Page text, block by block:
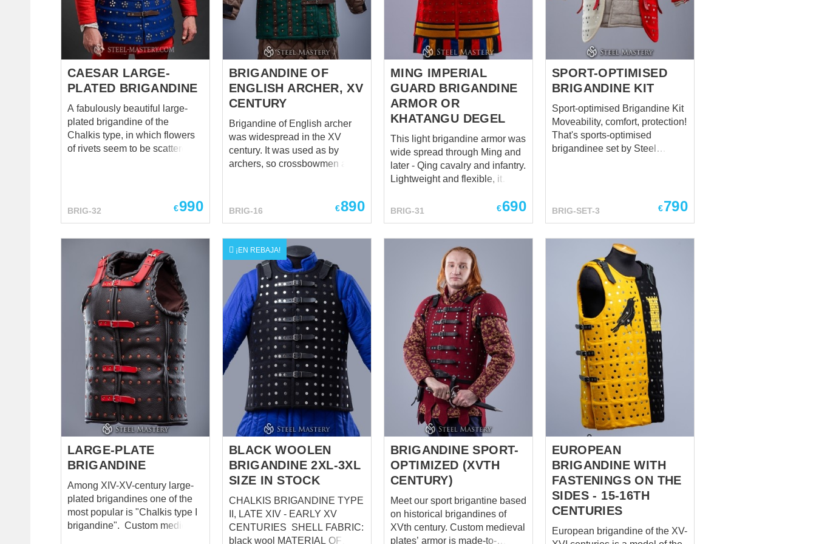
cuirasses, but provide much
more freedom of movem...
give us your specific measures
and wishes - we make you a
completely custom
brigandine ...
brigantines are their silhouette -
tight and very short. As for the
assembly scheme, each master
had his own, original one,
which modified at the...
CAESAR LARGE-
PLATED BRIGANDINE
A fabulously beautiful large-
plated brigandine of the
Chalkis type, in which flowers
of rivets seem to be scattered
love Large-plate brigandine.
But sometimes even the things
something new and charming.
New? Or maybe a well
forgotten old one? It is not a
secret that armourers of the XV
century liked to flirt with rivet
patterns. So we decided to
follow their example. We used
Steel Mastery's favorite
Flemish tapestry with Caesar.
This beauty is the work of
Flemish craftsmen from the city
of Tournai (modern Belgium)
and it dates back to 1465-70
years. &n...
BRIG-32 €990
BRIGANDINE OF
ENGLISH ARCHER, XV
CENTURY
Brigandine of English archer
was widespread in the XV
century. It was used as by
archers, so crossbowmen and
use this brigandine armor for:
Medieval festivals
Reenactment events Please
pay attention that design of this
brigand body protection is
unappropriated for fight! Made-
to-measure brigandine armour
is completely handcrafted. We
use plates 5.5*3.5 cm for this
model. Plates are placed
vertically without overlapping.
Distance between vertical rows
of plates is 2.5 cm. There are
leather straps (sewn and
riveted) of width 2 cm between
the rows of...
BRIG-16 €890
MING IMPERIAL
GUARD BRIGANDINE
ARMOR OR
KHATANGU DEGEL
This light brigandine armor was
wide spread through Ming and
later - Qing cavalry and infantry.
Lightweight and flexible, it
indirect spear jabs and bladed
riveted under the fabric layers.
Custom medieval plates’ armor
is made-to-measure item. That
means that our artisans use
individual body parameters and
personal regards (picture) of
client to handcraft such body
protection: Such
brigandine type appeared in
the VIIIth century as parade
armour for the Chinese
Emperor's guards. A thick cloth
robe was reinforced with
overlapping iron plates.
Interest...
BRIG-31 €690
SPORT-OPTIMISED
BRIGANDINE KIT
Sport-optimised Brigandine Kit
Moveability, comfort, protection!
That's sports-optimised
brigandinee set by Steel
European brigandine of the 14-
15th century and added wide
back. Such construction
protects body’s upper part
especially well while shorter
plates at the bottom allow you
to move comfortably. Tassets -
the plates are specially shaped
to fit snugly over your thighs
and give them perfect
protection. Spaulders- The
structural feature of these
shoulder pads consists in
reamed lower plate’s holes, so
BRIG-SET-3 €790
LARGE-PLATE
BRIGANDINE
Among XIV-XV-century large-
plated brigandines one of the
most popular is "Chalkis type I
brigandine". Custom medieval
¡EN REBAJA!
BLACK WOOLEN
BRIGANDINE 2XL-3XL
SIZE IN STOCK
CHALKIS BRIGANDINE TYPE
II, LATE XIV - EARLY XV
CENTURIES SHELL FABRIC:
black wool MATERIAL OF
BRIGANDINE SPORT-
OPTIMIZED (XVTH
CENTURY)
Meet our sport brigantine based
on historical brigandines of
XVth century. Custom medieval
plates’ armor is made-to-
EUROPEAN
BRIGANDINE WITH
FASTENINGS ON THE
SIDES - 15-16TH
CENTURIES
European brigandine of the XV-